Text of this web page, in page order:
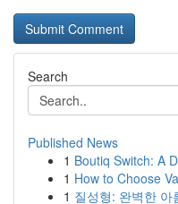
Search
Published News
1 Boutiq Switch: A
1 How to Choose
1 질성형: 완벽한 아